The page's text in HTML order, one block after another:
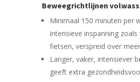
Beweegrichtlijnen
Minimaal 150 minuten per
intensieve inspanning zoals
fietsen, verspreid over
Langer, vaker, intensiever
geeft extra